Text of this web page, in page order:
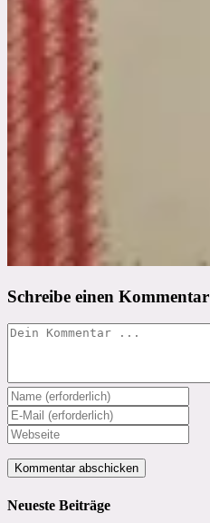
Schreibe einen Kommentar
Kommentieren
Gib
deinen
Namen
oder
Benutzernamen
zum
ein
Gib
deine
E-
Mail-
Adresse
Kommentieren
Gib
deine
Website-
URL
ein
(optional)
Neueste Beiträge